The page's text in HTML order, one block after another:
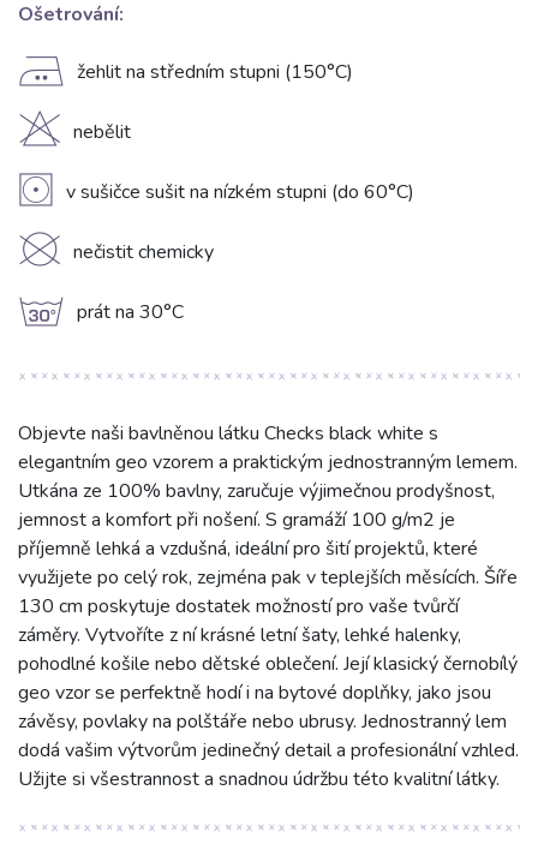
Ošetrování:
E žehlit na středním stupni (150°C)
H nebělit
V v sušičce sušit na nízkém stupni (do 60°C)
K nečistit chemicky
g prát na 30°C
Objevte naši bavlněnou látku Checks black white s
elegantním geo vzorem a praktickým jednostranným lemem.
Utkána ze 100% bavlny, zaručuje výjimečnou prodyšnost,
jemnost a komfort při nošení. S gramáží 100 g/m2 je
příjemně lehká a vzdušná, ideální pro šití projektů, které
využijete po celý rok, zejména pak v teplejších měsících. Šíře
130 cm poskytuje dostatek možností pro vaše tvůrčí
záměry. Vytvoříte z ní krásné letní šaty, lehké halenky,
pohodlné košile nebo dětské oblečení. Její klasický černobílý
geo vzor se perfektně hodí i na bytové doplňky, jako jsou
závěsy, povlaky na polštáře nebo ubrusy. Jednostranný lem
dodá vašim výtvorům jedinečný detail a profesionální vzhled.
Užijte si všestrannost a snadnou údržbu této kvalitní látky.